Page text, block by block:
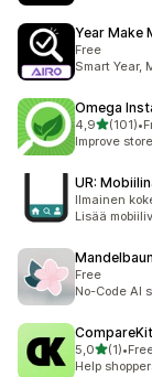
Year Make
Free
Smart Year,
Omega
4,9/ 5 tähteä
(101)
101 •
Improve
UR:
Ilmainen
Lisää
Free
No-Code AI
5,0/ 5 tähteä
(1)
1 arvostelua
•
Help